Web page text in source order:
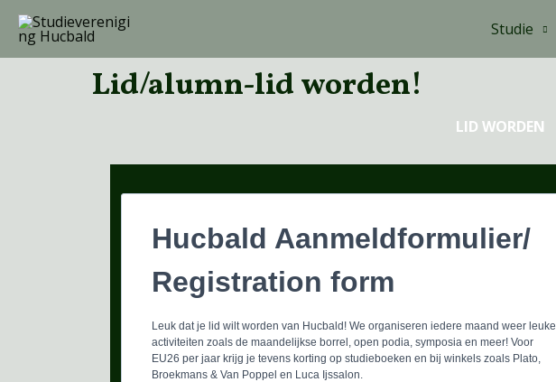
naar
de
Studie
Lid/alumn-lid worden!
LID WORDEN
Hucbald Aanmeldformulier/
Registration form
Leuk dat je lid wilt worden van Hucbald! We organiseren iedere maand weer leuke
activiteiten zoals de maandelijkse borrel, open podia, symposia en meer! Voor
EU26 per jaar krijg je tevens korting op studieboeken en bij winkels zoals Plato,
Broekmans & Van Poppel en Luca Ijssalon.